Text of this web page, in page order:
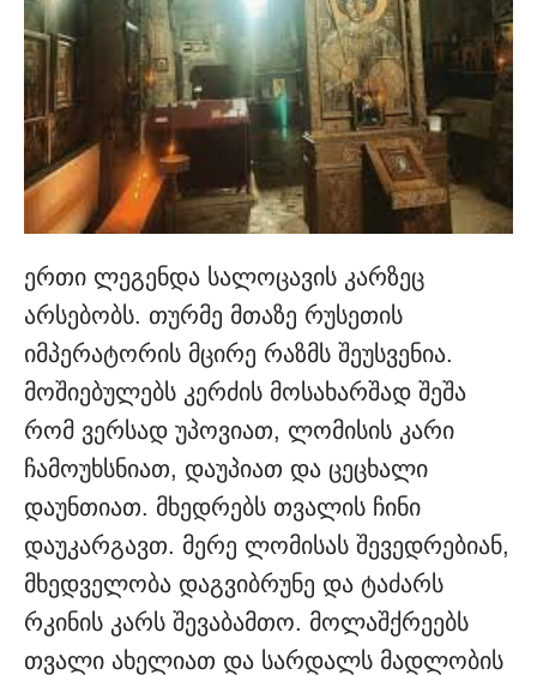
ერთი ლეგენდა სალოცავის კარზეც
არსებობს. თურმე მთაზე რუსეთის
იმპერატორის მცირე რაზმს შეუსვენია.
მოშიებულებს კერძის მოსახარშად შეშა
რომ ვერსად უპოვიათ, ლომისის კარი
ჩამოუხსნიათ, დაუპიათ და ცეცხალი
დაუნთიათ. მხედრებს თვალის ჩინი
დაუკარგავთ. მერე ლომისას შევედრებიან,
მხედველობა დაგვიბრუნე და ტაძარს
რკინის კარს შევაბამთო. მოლაშქრეებს
თვალი ახელიათ და სარდალს მადლობის